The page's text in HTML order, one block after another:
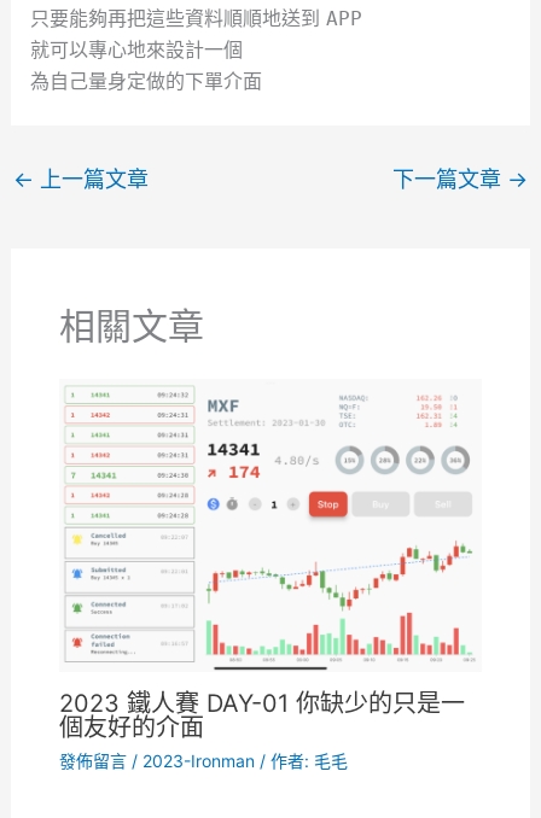
只要能夠再把這些資料順順地送到 APP
就可以專心地來設計一個
為自己量身定做的下單介面
← 上一篇文章 下一篇文章 →
相關文章
2023 鐵人賽 DAY-01 你缺少的只是一
個友好的介面
發佈留言 / 2023-Ironman/ 作者: 毛毛